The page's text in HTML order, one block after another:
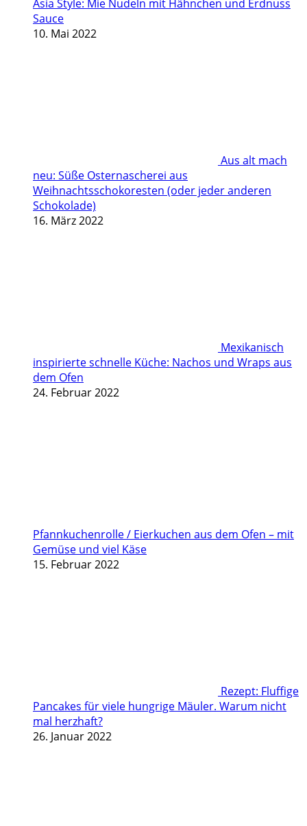
Asia Style: Mie Nudeln mit Hähnchen und Erdnuss
Sauce
10. Mai 2022
Aus alt mach
neu: Süße Osternascherei aus
Weihnachtsschokoresten (oder jeder anderen
Schokolade)
16. März 2022
Mexikanisch
inspirierte schnelle Küche: Nachos und Wraps aus
dem Ofen
24. Februar 2022
Pfannkuchenrolle / Eierkuchen aus dem Ofen – mit
Gemüse und viel Käse
15. Februar 2022
Rezept: Fluffige
Pancakes für viele hungrige Mäuler. Warum nicht
mal herzhaft?
26. Januar 2022